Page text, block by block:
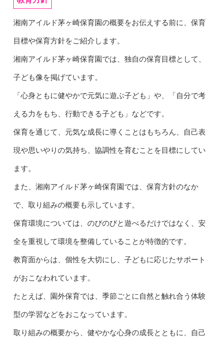
湘南アイルド茅ヶ崎保育園の概要をお伝えする前に、保育
目標や保育方針をご紹介します。
湘南アイルド茅ヶ崎保育園では、独自の保育目標として、
子ども像を掲げています。
「 心身ともに健やかで元気に遊ぶ子ども 」や、「 自分で考
える力をもち、行動できる子ども 」などです。
保育を通じて、元気な成長に導くことはもちろん、自己表
現や思いやりの気持ち、協調性を育むことを目標にしてい
ます。
また、湘南アイルド茅ヶ崎保育園では、保育方針のなか
で、取り組みの概要も示しています。
保育環境については、のびのびと遊べるだけではなく、安
全を重視して環境を整備していることが特徴的です。
教育面からは、個性を大切にし、子どもに応じたサポート
がおこなわれています。
たとえば、園外保育では、季節ごとに自然と触れ合う体験
型の学習などをおこなっています。
取り組みの概要から、健やかな心身の成長とともに、自己